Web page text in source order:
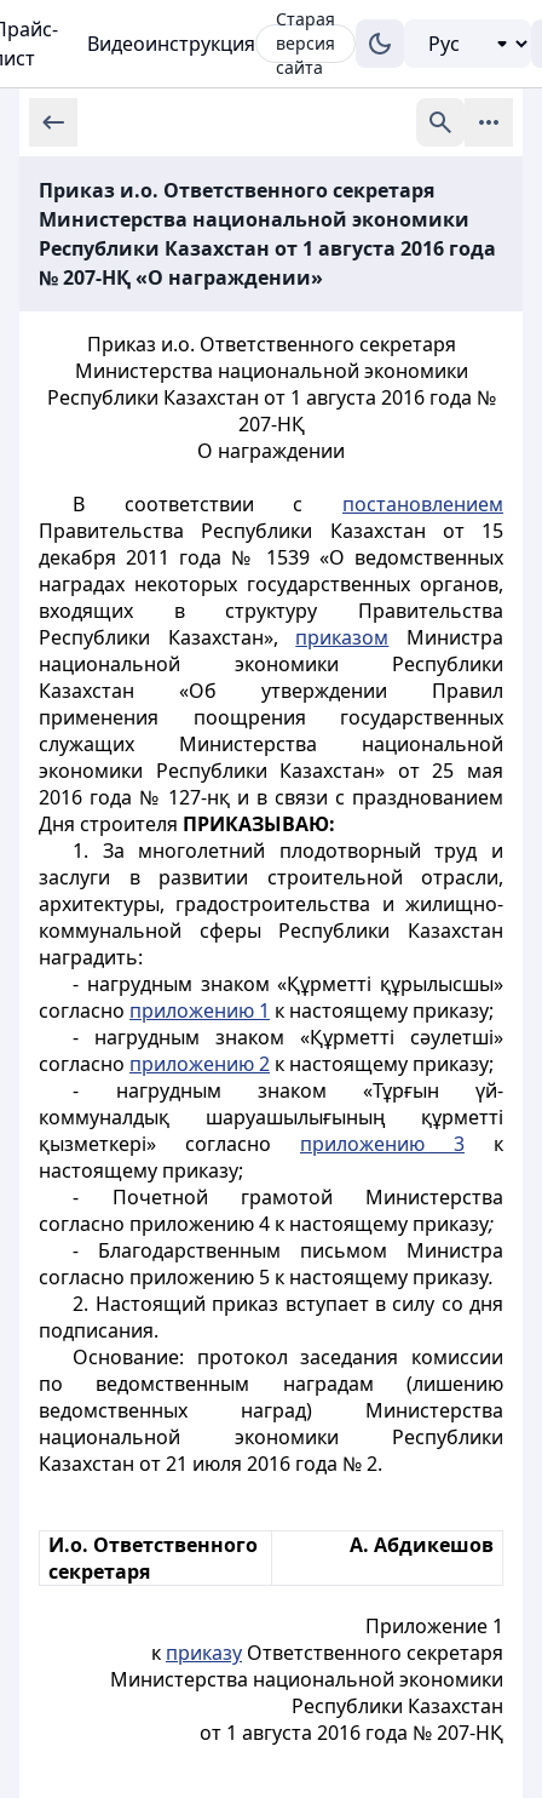
Видеоинструкция
Старая
версия
сайта
Приказ и.о. Ответственного секретаря
Министерства национальной экономики
Республики Казахстан от 1 августа 2016 года
№ 207-НҚ «О награждении»
Приказ и.о. Ответственного секретаря
Министерства национальной экономики
Республики Казахстан от 1 августа 2016 года №
207-НҚ
О награждении
В соответствии с постановлением
Правительства Республики Казахстан от 15
декабря 2011 года № 1539 «О ведомственных
наградах некоторых государственных органов,
входящих в структуру Правительства
Республики Казахстан», приказом Министра
национальной экономики Республики
Казахстан «Об утверждении Правил
применения поощрения государственных
служащих Министерства национальной
экономики Республики Казахстан» от 25 мая
2016 года № 127-нқ и в связи с празднованием
Дня строителя ПРИКАЗЫВАЮ:
1. За многолетний плодотворный труд и
заслуги в развитии строительной отрасли,
архитектуры, градостроительства и жилищно-
коммунальной сферы Республики Казахстан
наградить:
- нагрудным знаком «Құрметті құрылысшы»
согласно приложению 1 к настоящему приказу;
- нагрудным знаком «Құрметті сәулетші»
согласно приложению 2 к настоящему приказу;
- нагрудным знаком «Тұрғын үй-
коммуналдық шаруашылығының құрметті
қызметкері» согласно приложению 3 к
настоящему приказу;
- Почетной грамотой Министерства
согласно приложению 4 к настоящему приказу;
- Благодарственным письмом Министра
согласно приложению 5 к настоящему приказу.
2. Настоящий приказ вступает в силу со дня
подписания.
Основание: протокол заседания комиссии
по ведомственным наградам (лишению
ведомственных наград) Министерства
национальной экономики Республики
Казахстан от 21 июля 2016 года № 2.
И.о. Ответственного
секретаря
А. Абдикешов
Приложение 1
к приказу Ответственного секретаря
Министерства национальной экономики
Республики Казахстан
от 1 августа 2016 года № 207-НҚ